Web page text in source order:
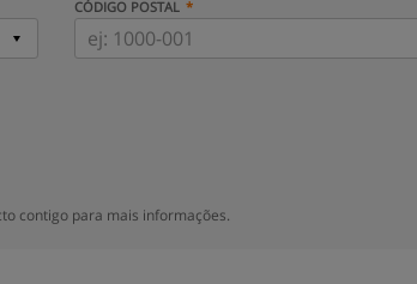
CÓDIGO POSTAL
contigo para mais informações.